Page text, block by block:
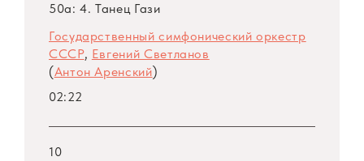
50а: 4. Танец Гази
Государственный симфонический оркестр
СССР, Евгений Светланов
(Антон Аренский)
02:22
10